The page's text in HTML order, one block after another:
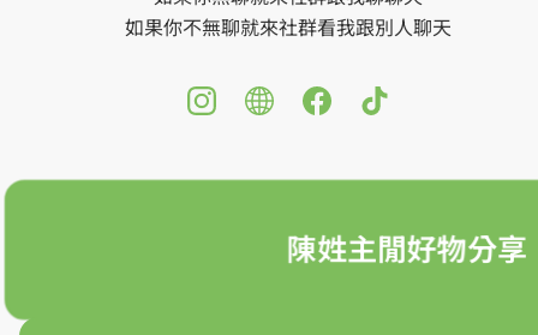
如果你不無聊就來社群看我跟別人聊天
陳姓主閒好物分享